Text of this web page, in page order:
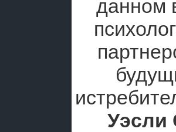
данном
Уэсли